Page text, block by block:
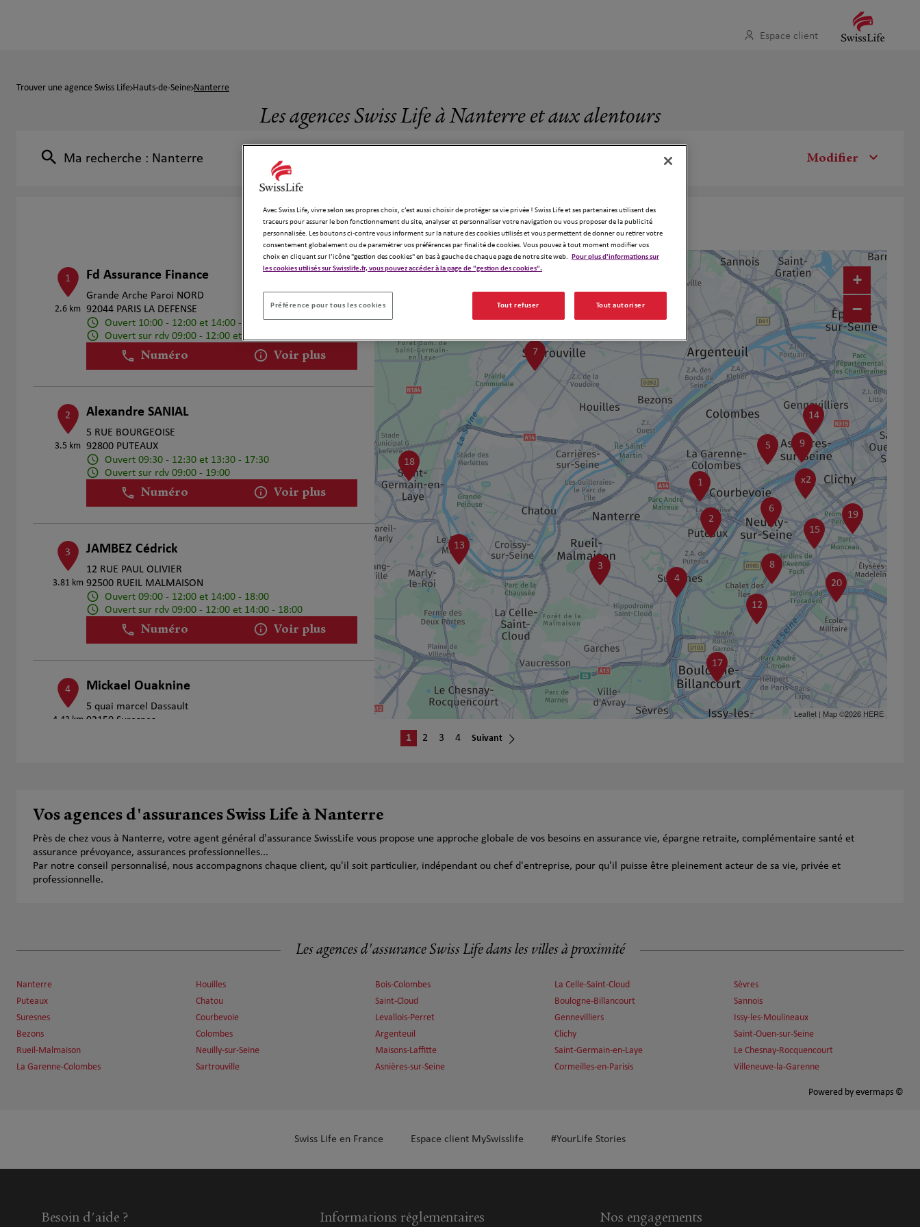
Espace client
Trouver une agence Swiss Life Hauts-de-Seine Nanterre
Les agences Swiss Life à Nanterre et aux alentours
Ma recherche : Nanterre Modifier
69 agences Swiss Life à Nanterre
1
2.6 km
Fd Assurance Finance
Grande Arche Paroi NORD
92044 PARIS LA DEFENSE
Ouvert 10:00 - 12:00 et 14:00 - 17:00
Ouvert sur rdv 09:00 - 12:00 et 14:00 - 17:00
Numéro Voir plus
2
3.5 km
Alexandre SANIAL
5 RUE BOURGEOISE
92800 PUTEAUX
Ouvert 09:30 - 12:30 et 13:30 - 17:30
Ouvert sur rdv 09:00 - 19:00
Numéro Voir plus
3
3.81 km
JAMBEZ Cédrick
12 RUE PAUL OLIVIER
92500 RUEIL MALMAISON
Ouvert 09:00 - 12:00 et 14:00 - 18:00
Ouvert sur rdv 09:00 - 12:00 et 14:00 - 18:00
Numéro Voir plus
4
4.43 km
Mickael Ouaknine
5 quai marcel Dassault
92150 Suresnes
5.08 km
Edouard de Douglas
41 rue du 22 septembre
92400 Courbevoie
Ouvert 08:30 - 19:00
6 Stephane Laskart
Fabrice Besnard
Voir plus
8 Boulevard Flandrin
16
18
13
20
17
7
3
19
14
4
15
6
12
8
9
5
x2
2
1
+
−
Leaflet| Map ©2026 HERE
1 2 3 4 Suivant
Vos agences d'assurances Swiss Life à Nanterre
Près de chez vous à Nanterre, votre agent général d'assurance SwissLife vous propose une approche globale de vos besoins en assurance vie, épargne retraite, complémentaire santé et
assurance prévoyance, assurances professionnelles...
Par notre conseil personnalisé, nous accompagnons chaque client, qu'il soit particulier, indépendant ou chef d'entreprise, pour qu'il puisse être pleinement acteur de sa vie, privée et
professionnelle.
Les agences d'assurance Swiss Life dans les villes à proximité
Nanterre
Puteaux
Suresnes
Bezons
Rueil-Malmaison
La Garenne-Colombes
Houilles
Chatou
Courbevoie
Colombes
Neuilly-sur-Seine
Sartrouville
Bois-Colombes
Saint-Cloud
Levallois-Perret
Argenteuil
Maisons-Laffitte
Asnières-sur-Seine
La Celle-Saint-Cloud
Boulogne-Billancourt
Gennevilliers
Clichy
Saint-Germain-en-Laye
Cormeilles-en-Parisis
Sèvres
Sannois
Issy-les-Moulineaux
Saint-Ouen-sur-Seine
Le Chesnay-Rocquencourt
Villeneuve-la-Garenne
Powered by evermaps ©
Swiss Life en France Espace client MySwisslife #YourLife Stories
Besoin d'aide ? Informations réglementaires Nos engagements
Avec Swiss Life, vivre selon ses propres choix, c’est aussi choisir de protéger sa vie privée ! Swiss Life et ses partenaires utilisent des
traceurs pour assurer le bon fonctionnement du site, analyser et personnaliser votre navigation ou vous proposer de la publicité
personnalisée. Les boutons ci-contre vous informent sur la nature des cookies utilisés et vous permettent de donner ou retirer votre
consentement globalement ou de paramétrer vos préférences par finalité de cookies. Vous pouvez à tout moment modifier vos
choix en cliquant sur l’icône "gestion des cookies" en bas à gauche de chaque page de notre site web. Pour plus d'informations sur
les cookies utilisés sur Swisslife.fr, vous pouvez accéder à la page de "gestion des cookies".
Préférence pour tous les cookies Tout refuser Tout autoriser